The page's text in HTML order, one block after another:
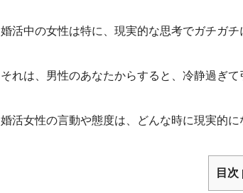
婚活中の女性は特に、現実的な思考でガチガチ
それは、男性のあなたからすると、冷静過ぎて
婚活女性の言動や態度は、どんな時に現実的に
目次